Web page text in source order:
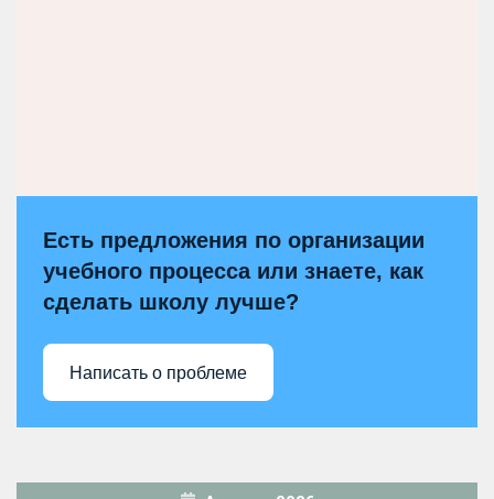
Есть предложения по организации
учебного процесса или знаете, как
сделать школу лучше?
Написать о проблеме